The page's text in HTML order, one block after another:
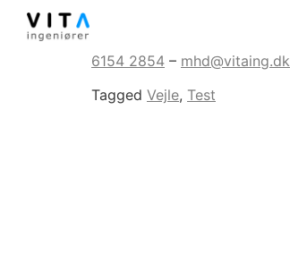
6154 2854 – mhd@vitaing.dk
Tagged Vejle, Test